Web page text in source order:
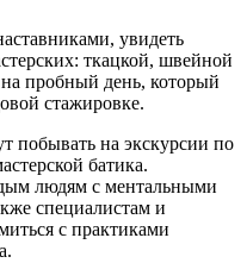
увидеть
ткацкой, швейной
на пробный день, который
стажировке.
побывать на экскурсии по
батика.
людям с ментальными
специалистам и
с практиками